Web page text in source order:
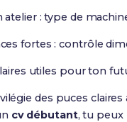
atelier : type de
fortes : contrôle
utiles pour ton
des puces claires
cv débutant, tu peux